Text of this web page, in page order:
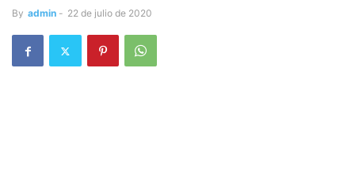
By admin - 22 de julio de 2020